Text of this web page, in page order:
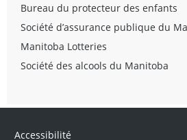
Bureau du protecteur des enfants
Société d’assurance publique du
Manitoba Lotteries
Société des alcools du Manitoba
Accessibilité